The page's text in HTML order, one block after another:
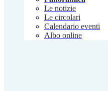
Le notizie
Le circolari
Calendario eventi
Albo online